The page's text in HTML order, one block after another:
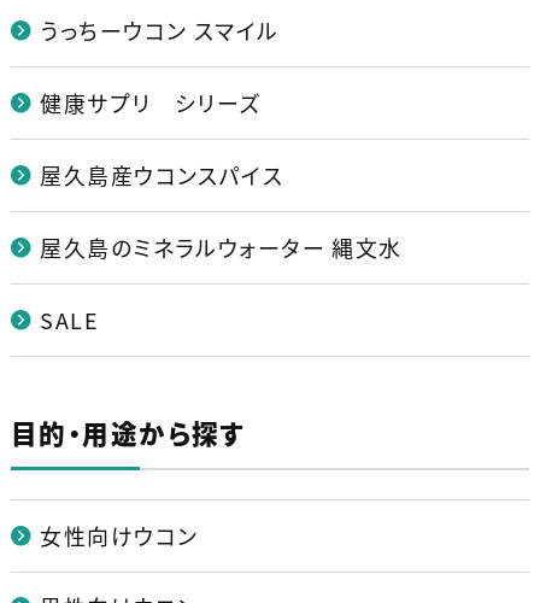
うっちーウコン スマイル
健康サプリ シリーズ
屋久島産ウコンスパイス
屋久島のミネラルウォーター 縄文水
SALE
目的・用途から探す
女性向けウコン